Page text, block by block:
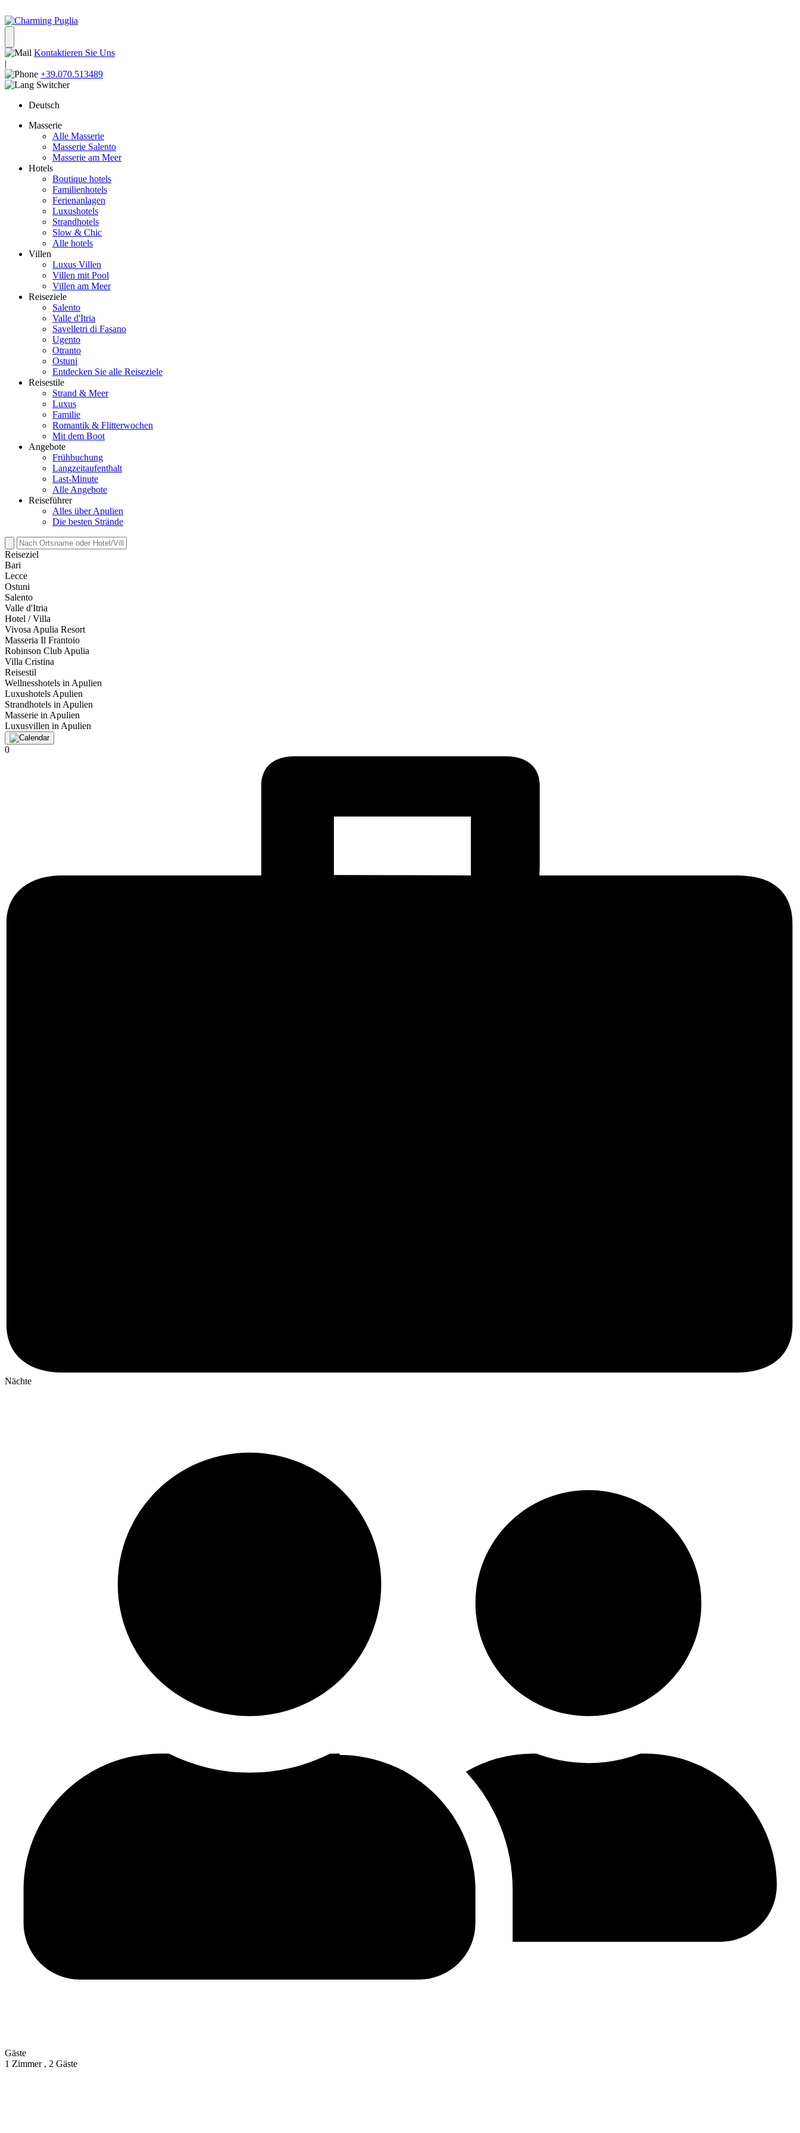
Kontaktieren Sie Uns
|
+39.070.513489
Deutsch
Masserie
Alle Masserie
Masserie Salento
Masserie am Meer
Hotels
Boutique hotels
Familienhotels
Ferienanlagen
Luxushotels
Strandhotels
Slow & Chic
Alle hotels
Villen
Luxus Villen
Villen mit Pool
Villen am Meer
Reiseziele
Salento
Valle d'Itria
Savelletri di Fasano
Ugento
Otranto
Ostuni
Entdecken Sie alle Reiseziele
Reisestile
Strand & Meer
Luxus
Familie
Romantik & Flitterwochen
Mit dem Boot
Angebote
Frühbuchung
Langzeitaufenthalt
Last-Minute
Alle Angebote
Reiseführer
Alles über Apulien
Die besten Strände
Reiseziel
Bari
Lecce
Ostuni
Salento
Valle d'Itria
Hotel / Villa
Vivosa Apulia Resort
Masseria Il Frantoio
Robinson Club Apulia
Villa Cristina
Reisestil
Wellnesshotels in Apulien
Luxushotels Apulien
Strandhotels in Apulien
Masserie in Apulien
Luxusvillen in Apulien
0
Nächte
Gäste
1 Zimmer , 2 Gäste